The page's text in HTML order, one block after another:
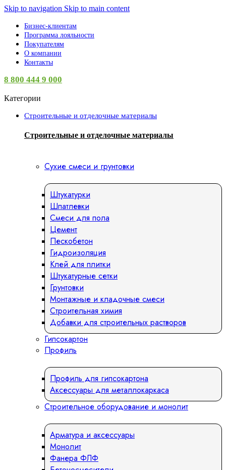
Skip to navigation Skip to main content
Бизнес-клиентам
Программа лояльности
Покупателям
О компании
Контакты
8 800 444 9 000
Категории
Строительные и отделочные материалы
Строительные и отделочные материалы
Сухие смеси и грунтовки
Штукатурки
Шпатлевки
Смеси для пола
Цемент
Пескобетон
Гидроизоляция
Клей для плитки
Штукатурные сетки
Грунтовки
Монтажные и кладочные смеси
Строительная химия
Добавки для строительных растворов
Гипсокартон
Профиль
Профиль для гипсокартона
Аксессуары для металлокаркаса
Строительное оборудование и монолит
Арматура и аксессуары
Монолит
Фанера ФЛФ